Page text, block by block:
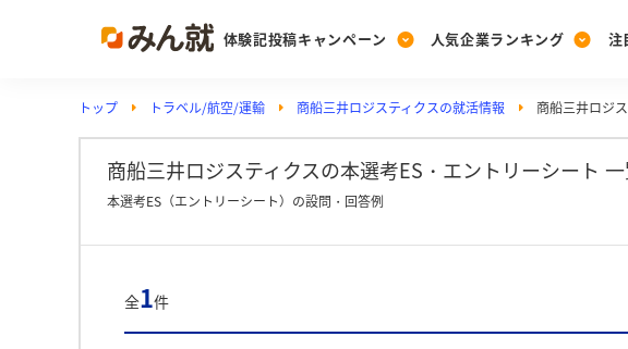
体験記投稿キャンペーン
Post
投稿する
[27
人気企業ランキング
Ranking
ランキングを見る
み
Vote
注
PickUp
注目の企業特集
トップ トラベル/航空/運輸 商船三井ロジスティクスの就活情報 商船三井ロジ
商船三井ロジスティクスの本選考ES・エントリーシート 一
本選考ES（エントリーシート）の設問・回答例
全1件